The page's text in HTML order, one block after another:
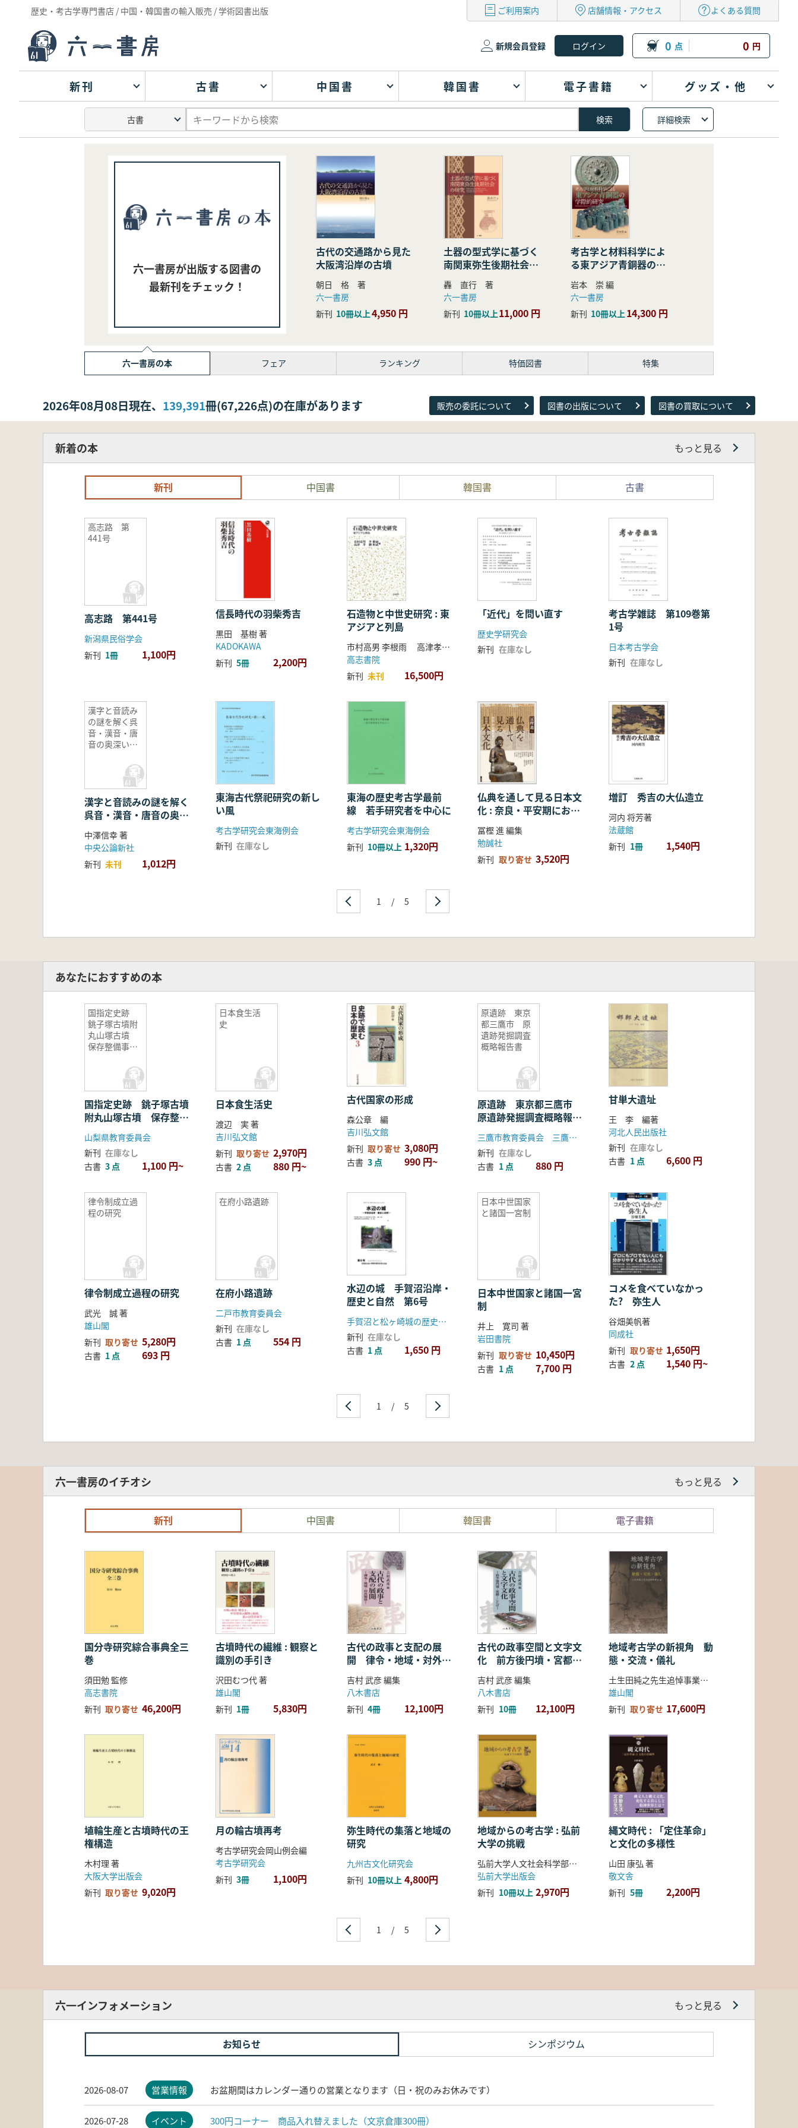
歴史・考古学専門書店 / 中国・韓国書の輸入販売 / 学術図書出版 ご利用案内 店舗情報・アクセス よくある質問
新規会員登録 0 点 0 円
新刊 古書 中国書 韓国書 電子書籍 グッズ・他
詳細検索
六一書房が出版する図書の
最新刊をチェック！
古代の交通路から見た
大阪湾沿岸の古墳
朝日 格 著
六一書房
新刊 10冊以上4,950 円
土器の型式学に基づく
南関東弥生後期社会の
研究
轟 直行 著
六一書房
新刊 10冊以上11,000 円
考古学と材料科学によ
る東アジア青銅器の学
際的研究
岩本 崇 編
六一書房
新刊 10冊以上14,300 円
六一書房の本 フェア ランキング 特価図書 特集
2026年08月08日現在、 139,391冊(67,226点)の在庫があります 販売の委託について 図書の出版について 図書の買取について
新着の本 もっと見る
新刊 中国書 韓国書 古書
高志路 第
441号
高志路 第441号
新潟県民俗学会
新刊 1冊 1,100円
信長時代の羽柴秀吉
黒田 基樹 著
KADOKAWA
新刊 5冊 2,200円
石造物と中世史研究 : 東
アジアと列島
市村高男 李根雨 高津孝 劉恒武 編
高志書院
新刊 未刊 16,500円
「近代」を問い直す
歴史学研究会
新刊 在庫なし
考古学雑誌 第109巻第
1号
日本考古学会
新刊 在庫なし
漢字と音読み
の謎を解く呉
音・漢音・唐
音の奥深い世
漢字と音読みの謎を解く
呉音・漢音・唐音の奥深
い世界
中澤信幸 著
中央公論新社
新刊 未刊 1,012円
東海古代祭祀研究の新し
い風
考古学研究会東海例会
新刊 在庫なし
東海の歴史考古学最前
線 若手研究者を中心に
考古学研究会東海例会
新刊 10冊以上 1,320円
仏典を通して見る日本文
化 : 奈良・平安期におけ
る仏教の受容・融合・展
開
冨樫 進 編集
勉誠社
新刊 取り寄せ 3,520円
増訂 秀吉の大仏造立
河内 将芳著
法蔵館
新刊 1冊 1,540円
1 / 5
あなたにおすすめの本
国指定史跡
銚子塚古墳附
丸山塚古墳
保存整備事業
国指定史跡 銚子塚古墳
附丸山塚古墳 保存整備
事業報告書
山梨県教育委員会
新刊 在庫なし
古書 3 点 1,100 円~
日本食生活
史
日本食生活史
渡辺 実 著
吉川弘文館
新刊 取り寄せ 2,970円
古書 2 点 880 円~
古代国家の形成
森公章 編
吉川弘文館
新刊 取り寄せ 3,080円
古書 3 点 990 円~
原遺跡 東京
都三鷹市 原
遺跡発掘調査
概略報告書
原遺跡 東京都三鷹市
原遺跡発掘調査概略報告
三鷹市教育委員会 三鷹市遺跡調査会
新刊 在庫なし
古書 1 点 880 円
甘単大遺址
王 李 編著
河北人民出版社
新刊 在庫なし
古書 1 点 6,600 円
律令制成立過
程の研究
律令制成立過程の研究
武光 誠 著
雄山閣
新刊 取り寄せ 5,280円
古書 1 点 693 円
在府小路遺跡
在府小路遺跡
二戸市教育委員会
新刊 在庫なし
古書 1 点 554 円
水辺の城 手賀沼沿岸・
歴史と自然 第6号
手賀沼と松ヶ崎城の歴史を考える会
新刊 在庫なし
古書 1 点 1,650 円
日本中世国家
と諸国一宮制
日本中世国家と諸国一宮
制
井上 寛司 著
岩田書院
新刊 取り寄せ 10,450円
古書 1 点 7,700 円
コメを食べていなかっ
た? 弥生人
谷畑美帆著
同成社
新刊 取り寄せ 1,650円
古書 2 点 1,540 円~
1 / 5
六一書房のイチオシ もっと見る
新刊 中国書 韓国書 電子書籍
国分寺研究綜合事典全三
巻
須田勉 監修
高志書院
新刊 取り寄せ 46,200円
古墳時代の繊維 : 観察と
識別の手引き
沢田むつ代 著
雄山閣
新刊 1冊 5,830円
古代の政事と支配の展
開 律令・地域・対外関
係
吉村 武彦 編集
八木書店
新刊 4冊 12,100円
古代の政事空間と文字文
化 前方後円墳・宮都・
ことば
吉村 武彦 編集
八木書店
新刊 10冊 12,100円
地域考古学の新視角 動
態・交流・儀礼
土生田純之先生追悼事業会 編
雄山閣
新刊 取り寄せ 17,600円
埴輪生産と古墳時代の王
権構造
木村理 著
大阪大学出版会
新刊 取り寄せ 9,020円
月の輪古墳再考
考古学研究会岡山例会編
考古学研究会
新刊 3冊 1,100円
弥生時代の集落と地域の
研究
九州古文化研究会
新刊 10冊以上 4,800円
地域からの考古学 : 弘前
大学の挑戦
弘前大学人文社会科学部北日本考古学研究センター 編
弘前大学出版会
新刊 10冊以上 2,970円
縄文時代 : 「定住革命」
と文化の多様性
山田 康弘 著
敬文舎
新刊 5冊 2,200円
1 / 5
六一インフォメーション もっと見る
お知らせ シンポジウム
2026-08-07 営業情報 お盆期間はカレンダー通りの営業となります（日・祝のみお休みです）
2026-07-28 イベント 300円コーナー 商品入れ替えました（文京倉庫300冊）